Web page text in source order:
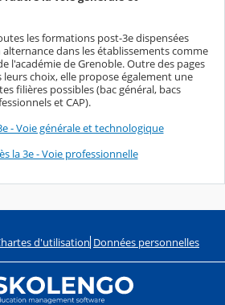
les formations post-3e dispensées
dans les établissements comme
l'académie de Grenoble. Outre des pages
leurs choix, elle propose également une
filières possibles (bac général, bacs
et CAP).
- Voie générale et technologique
la 3e - Voie professionnelle
d'utilisation Données personnelles